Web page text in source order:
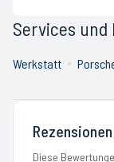
Services und
Werkstatt
Rezensionen
Diese